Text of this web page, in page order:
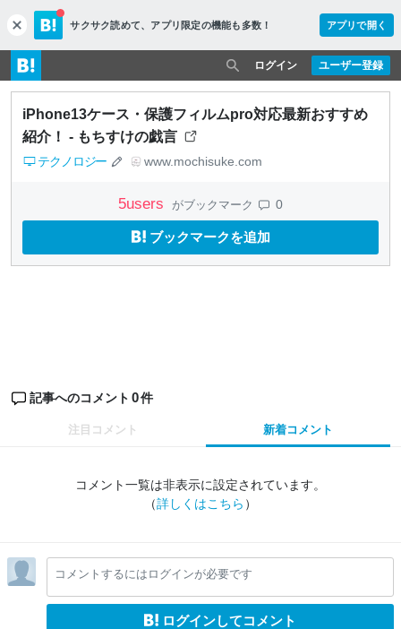
c
l
o
s
e
サクサク読めて、 アプリ限定の機能も多数！ アプリで開く
ユーザー登録
ログイン
iPhone13ケース・保護フィルムpro対応最新おすすめ
紹介！ - もちすけの戯言
テクノロジー www.mochisuke.com
5users がブックマーク 0
ブックマークを追加
記事へのコメント 0件
注目コメント 新着コメント
コメント一覧は非表示に設定されています。
（詳しくはこちら ）
コメントするにはログインが必要です
ログインしてコメント